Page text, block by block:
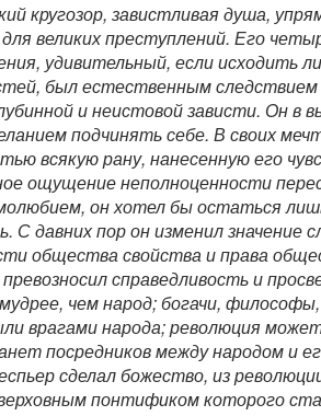
кругозор, завистливая душа,
великих преступлений. Его
удивительный, если исходить
был естественным
и неистовой зависти. Он в
подчинять себе. В своих
всякую рану, нанесенную его
ощущение неполноценности
он хотел бы остаться
С давних пор он изменил значение
общества свойства и права
превозносил справедливость и
чем народ; богачи,
врагами народа; революция
посредников между народом и
сделал божество, из
понтификом которого